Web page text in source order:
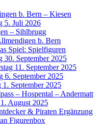
b. Bern – Kiesen
5. Juli 2026
– Sihlbrugg
b. Bern
Spiel: Spielfiguren
30. Sep­tem­ber 2025
11. Sep­tem­ber 2025
6. Sep­tem­ber 2025
Sep­tem­ber 2025
– Hos­pen­tal – Andermatt
August 2025
& Pira­ten Ergän­zung
Figurenbox